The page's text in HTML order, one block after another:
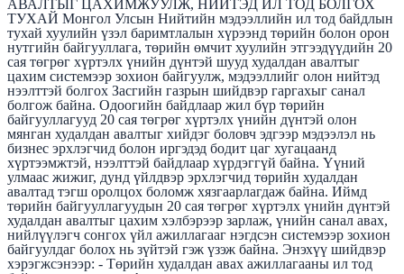
АВАЛТЫГ ЦАХИМЖУУЛЖ, НИЙТЭД ИЛ ТОД БОЛГОХ
ТУХАЙ Монгол Улсын Нийтийн мэдээллийн ил тод байдлын
тухай хуулийн үзэл баримтлалын хүрээнд төрийн болон орон
нутгийн байгууллага, төрийн өмчит хуулийн этгээдүүдийн 20
сая төгрөг хүртэлх үнийн дүнтэй шууд худалдан авалтыг
цахим системээр зохион байгуулж, мэдээллийг олон нийтэд
нээлттэй болгох Засгийн газрын шийдвэр гаргахыг санал
болгож байна. Одоогийн байдлаар жил бүр төрийн
байгууллагууд 20 сая төгрөг хүртэлх үнийн дүнтэй олон
мянган худалдан авалтыг хийдэг боловч эдгээр мэдээлэл нь
бизнес эрхлэгчид болон иргэдэд бодит цаг хугацаанд
хүртээмжтэй, нээлттэй байдлаар хүрдэггүй байна. Үүний
улмаас жижиг, дунд үйлдвэр эрхлэгчид төрийн худалдан
авалтад тэгш оролцох боломж хязгаарлагдаж байна. Иймд
төрийн байгууллагуудын 20 сая төгрөг хүртэлх үнийн дүнтэй
худалдан авалтыг цахим хэлбэрээр зарлаж, үнийн санал авах,
нийлүүлэгч сонгох үйл ажиллагааг нэгдсэн системээр зохион
байгуулдаг болох нь зүйтэй гэж үзэж байна. Энэхүү шийдвэр
хэрэгжсэнээр: - Төрийн худалдан авах ажиллагааны ил тод